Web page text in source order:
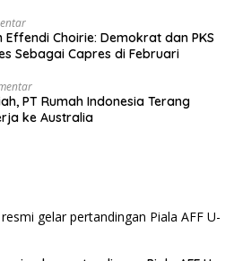
Effendi Choirie: Demokrat dan PKS
Sebagai Capres di Februari
PT Rumah Indonesia Terang
ke Australia